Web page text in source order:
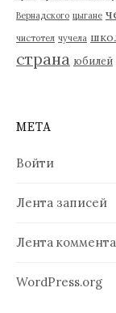
Вернадского цыгане
чистотел чучела
страна юбилей
МЕТА
Войти
Лента записей
Лента
WordPress.org